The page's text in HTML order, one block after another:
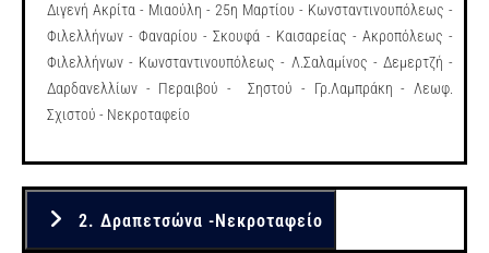
Διγενή Ακρίτα - Μιαούλη - 25η Μαρτίου - Κωνσταντινουπόλεως -
Φιλελλήνων - Φαναρίου - Σκουφά - Καισαρείας - Ακροπόλεως -
Φιλελλήνων - Κωνσταντινουπόλεως - Λ.Σαλαμίνος - Δεμερτζή -
Δαρδανελλίων - Περαιβού - Σηστού - Γρ.Λαμπράκη - Λεωφ.
Σχιστού - Νεκροταφείο
2. Δραπετσώνα -Νεκροταφείο